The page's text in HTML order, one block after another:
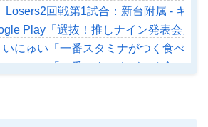
Losers2回戦第1試合：新台附属 - ギ
Play「選抜！推しナイン発表会」
いにゅい「一番スタミナがつく食べ物
にゅい「一番スタミナがつく食べ物